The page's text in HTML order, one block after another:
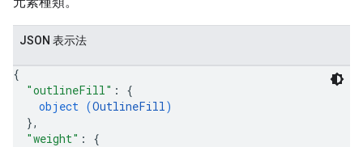
JSON 表示法
{
"outlineFill" : {
object (OutlineFill)
},
"weight" : {